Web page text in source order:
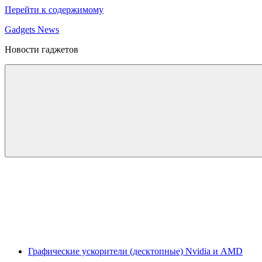
Перейти к содержимому
Gadgets News
Новости гаджетов
Графические ускорители (десктопные) Nvidia и AMD